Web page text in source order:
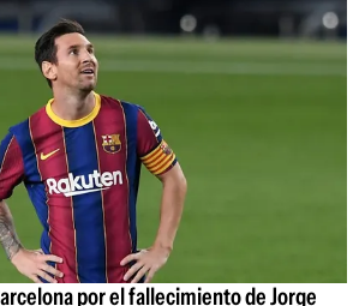
por el fallecimiento de Jorge